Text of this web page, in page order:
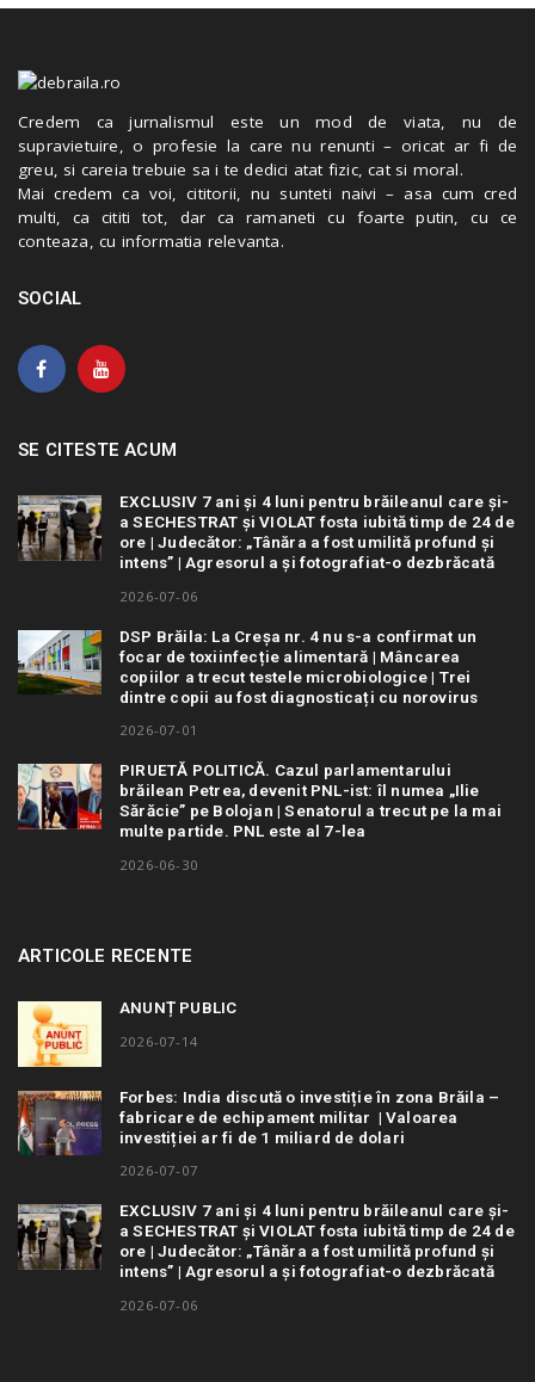
Credem ca jurnalismul este un mod de viata, nu de
supravietuire, o profesie la care nu renunti – oricat ar fi de
greu, si careia trebuie sa i te dedici atat fizic, cat si moral.
Mai credem ca voi, cititorii, nu sunteti naivi – asa cum cred
multi, ca cititi tot, dar ca ramaneti cu foarte putin, cu ce
conteaza, cu informatia relevanta.
SOCIAL
SE CITESTE ACUM
EXCLUSIV 7 ani și 4 luni pentru brăileanul care și-
a SECHESTRAT și VIOLAT fosta iubită timp de 24 de
ore | Judecător: „Tânăra a fost umilită profund și
intens” | Agresorul a și fotografiat-o dezbrăcată
2026-07-06
DSP Brăila: La Creșa nr. 4 nu s-a confirmat un
focar de toxiinfecție alimentară | Mâncarea
copiilor a trecut testele microbiologice | Trei
dintre copii au fost diagnosticați cu norovirus
2026-07-01
PIRUETĂ POLITICĂ. Cazul parlamentarului
brăilean Petrea, devenit PNL-ist: îl numea „Ilie
Sărăcie” pe Bolojan | Senatorul a trecut pe la mai
multe partide. PNL este al 7-lea
2026-06-30
ARTICOLE RECENTE
ANUNȚ PUBLIC
2026-07-14
Forbes: India discută o investiție în zona Brăila –
fabricare de echipament militar | Valoarea
investiției ar fi de 1 miliard de dolari
2026-07-07
EXCLUSIV 7 ani și 4 luni pentru brăileanul care și-
a SECHESTRAT și VIOLAT fosta iubită timp de 24 de
ore | Judecător: „Tânăra a fost umilită profund și
intens” | Agresorul a și fotografiat-o dezbrăcată
2026-07-06